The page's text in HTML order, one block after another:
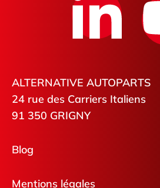
ALTERNATIVE AUTOPARTS
24 rue des Carriers Italiens
91 350 GRIGNY
Blog
Mentions légales